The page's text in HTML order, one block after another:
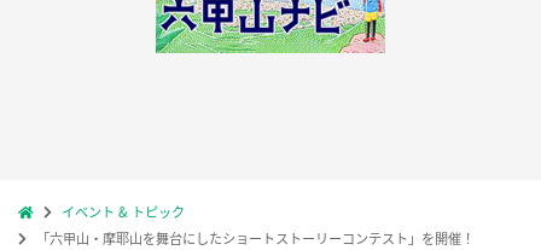
イベント & トピック
「六甲山・摩耶山を舞台にしたショートストーリーコンテスト」を開催！